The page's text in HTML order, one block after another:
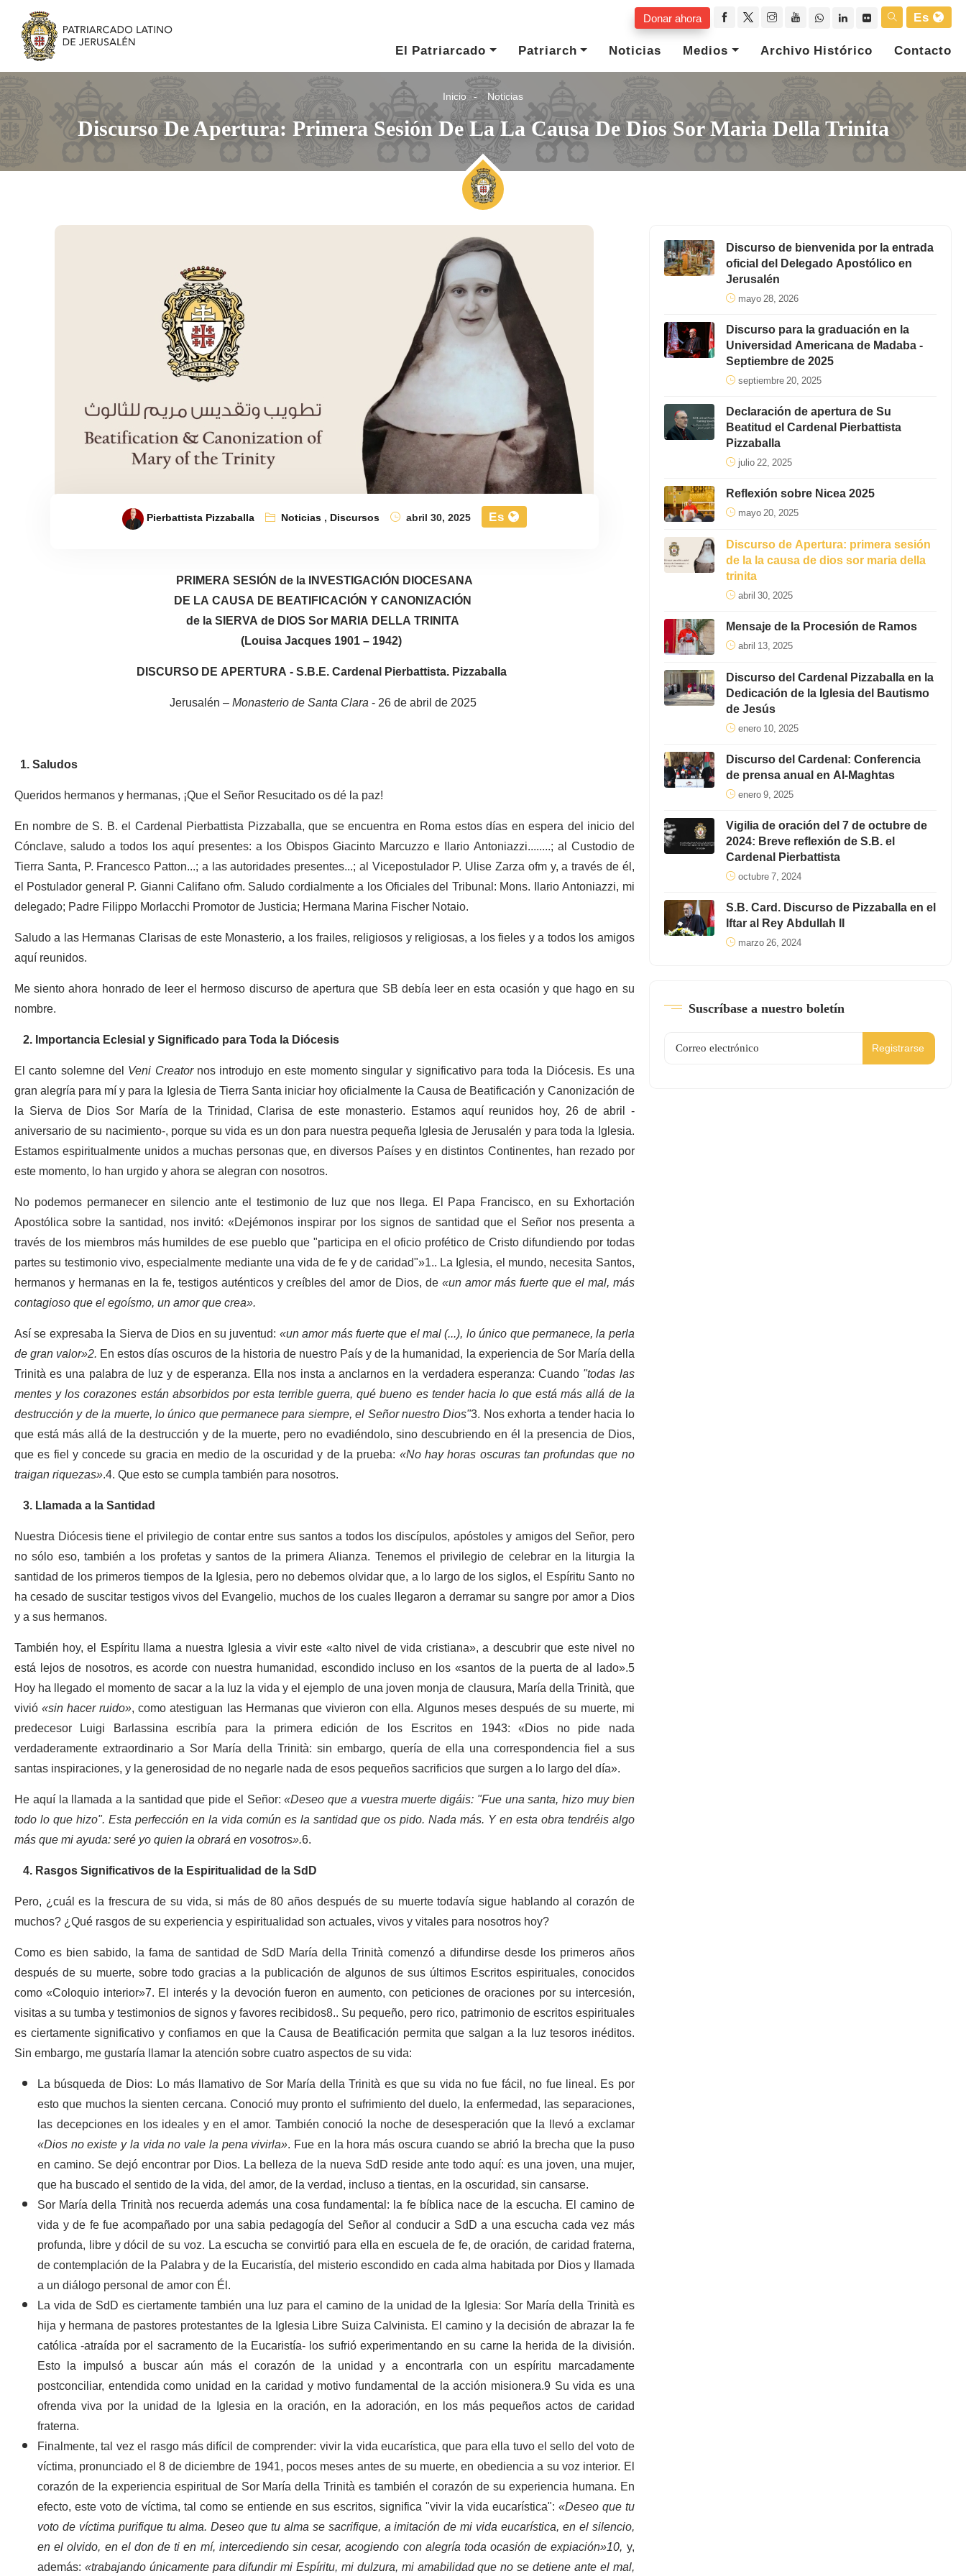
Donar ahora
Es
El Patriarcado
Patriarch Noticias Medios Archivo Histórico Contacto
Inicio Noticias
Discurso De Apertura: Primera Sesión De La La Causa De Dios Sor Maria Della Trinita
Pierbattista Pizzaballa Noticias, Discursos abril 30, 2025 Es
PRIMERA SESIÓN de la INVESTIGACIÓN DIOCESANA
DE LA CAUSA DE BEATIFICACIÓN Y CANONIZACIÓN
de la SIERVA de DIOS Sor MARIA DELLA TRINITA
(Louisa Jacques 1901 – 1942)
DISCURSO DE APERTURA - S.B.E. Cardenal Pierbattista. Pizzaballa
Jerusalén –Monasterio de Santa Clara- 26 de abril de 2025
1. Saludos
Queridos hermanos y hermanas, ¡Que el Señor Resucitado os dé la paz!
En nombre de S. B. el Cardenal Pierbattista Pizzaballa, que se encuentra en Roma estos días en espera del inicio del
Cónclave, saludo a todos los aquí presentes: a los Obispos Giacinto Marcuzzo e Ilario Antoniazzi........; al Custodio de
Tierra Santa, P. Francesco Patton...; a las autoridades presentes...; al Vicepostulador P. Ulise Zarza ofm y, a través de él,
el Postulador general P. Gianni Califano ofm. Saludo cordialmente a los Oficiales del Tribunal: Mons. Ilario Antoniazzi, mi
delegado; Padre Filippo Morlacchi Promotor de Justicia; Hermana Marina Fischer Notaio.
Saludo a las Hermanas Clarisas de este Monasterio, a los frailes, religiosos y religiosas, a los fieles y a todos los amigos
aquí reunidos.
Me siento ahora honrado de leer el hermoso discurso de apertura que SB debía leer en esta ocasión y que hago en su
nombre.
2. Importancia Eclesial y Significado para Toda la Diócesis
El canto solemne del Veni Creatornos introdujo en este momento singular y significativo para toda la Diócesis. Es una
gran alegría para mí y para la Iglesia de Tierra Santa iniciar hoy oficialmente la Causa de Beatificación y Canonización de
la Sierva de Dios Sor María de la Trinidad, Clarisa de este monasterio. Estamos aquí reunidos hoy, 26 de abril -
aniversario de su nacimiento-, porque su vida es un don para nuestra pequeña Iglesia de Jerusalén y para toda la Iglesia.
Estamos espiritualmente unidos a muchas personas que, en diversos Países y en distintos Continentes, han rezado por
este momento, lo han urgido y ahora se alegran con nosotros.
No podemos permanecer en silencio ante el testimonio de luz que nos llega. El Papa Francisco, en su Exhortación
Apostólica sobre la santidad, nos invitó: «Dejémonos inspirar por los signos de santidad que el Señor nos presenta a
través de los miembros más humildes de ese pueblo que"participa en el oficio profético de Cristo difundiendo por todas
partes su testimonio vivo, especialmente mediante una vida de fe y de caridad"»1.. La Iglesia, el mundo, necesita Santos,
hermanos y hermanas en la fe, testigos auténticos y creíbles del amor de Dios, de«un amor más fuerte que el mal, más
contagioso que el egoísmo, un amor que crea».
Así se expresaba la Sierva de Dios en su juventud:«un amor más fuerte que el mal (...), lo único que permanece, la perla
de gran valor»2.En estos días oscuros de la historia de nuestro País y de la humanidad, la experiencia de Sor María della
Trinità es una palabra de luz y de esperanza. Ella nos insta a anclarnos en la verdadera esperanza: Cuando"todas las
mentes y los corazones están absorbidos por esta terrible guerra, qué bueno es tender hacia lo que está más allá de la
destrucción y de la muerte, lo único que permanece para siempre, el Señor nuestro Dios"3. Nos exhorta a tender hacia lo
que está más allá de la destrucción y de la muerte, pero no evadiéndolo, sino descubriendo en él la presencia de Dios,
que es fiel y concede su gracia en medio de la oscuridad y de la prueba: «No hay horas oscuras tan profundas que no
traigan riquezas».4.Que esto se cumpla también para nosotros.
3. Llamada a la Santidad
Nuestra Diócesis tiene el privilegio de contar entre sus santos a todos los discípulos, apóstoles y amigos del Señor, pero
no sólo eso, también a los profetas y santos de la primera Alianza. Tenemos el privilegio de celebrar en la liturgia la
santidad de los primeros tiempos de la Iglesia, pero no debemos olvidar que, a lo largo de los siglos, el Espíritu Santo no
ha cesado de suscitar testigos vivos del Evangelio, muchos de los cuales llegaron a derramar su sangre por amor a Dios
y a sus hermanos.
También hoy, el Espíritu llama a nuestra Iglesia a vivir este «alto nivel de vida cristiana», a descubrir que este nivel no
está lejos de nosotros, es acorde con nuestra humanidad, escondido incluso en los «santos de la puerta de al lado».5
Hoy ha llegado el momento de sacar a la luz la vida y el ejemplo de una joven monja de clausura, María della Trinità, que
vivió«sin hacer ruido», como atestiguan las Hermanas que vivieron con ella. Algunos meses después de su muerte, mi
predecesor Luigi Barlassina escribía para la primera edición de los Escritos en 1943: «Dios no pide nada
verdaderamente extraordinario a Sor María della Trinità: sin embargo, quería de ella una correspondencia fiel a sus
santas inspiraciones, y la generosidad de no negarle nada de esos pequeños sacrificios que surgen a lo largo del día».
He aquí la llamada a la santidad que pide el Señor:«Deseo que a vuestra muerte digáis:"Fue una santa, hizo muy bien
todo lo que hizo". Esta perfección en la vida común es la santidad que os pido. Nada más. Y en esta obra tendréis algo
más que mi ayuda: seré yo quien la obrará en vosotros».6.
4. Rasgos Significativos de la Espiritualidad de la SdD
Pero, ¿cuál es la frescura de su vida, si más de 80 años después de su muerte todavía sigue hablando al corazón de
muchos? ¿Qué rasgos de su experiencia y espiritualidad son actuales, vivos y vitales para nosotros hoy?
Como es bien sabido, la fama de santidad de SdD María della Trinità comenzó a difundirse desde los primeros años
después de su muerte, sobre todo gracias a la publicación de algunos de sus últimos Escritos espirituales, conocidos
como «Coloquio interior»7. El interés y la devoción fueron en aumento, con peticiones de oraciones por su intercesión,
visitas a su tumba y testimonios de signos y favores recibidos8.. Su pequeño, pero rico, patrimonio de escritos espirituales
es ciertamente significativo y confiamos en que la Causa de Beatificación permita que salgan a la luz tesoros inéditos.
Sin embargo, me gustaría llamar la atención sobre cuatro aspectos de su vida:
La búsqueda de Dios: Lo más llamativo de Sor María della Trinità es que su vida no fue fácil, no fue lineal. Es por
esto que muchos la sienten cercana. Conoció muy pronto el sufrimiento del duelo, la enfermedad, las separaciones,
las decepciones en los ideales y en el amor. También conoció la noche de desesperación que la llevó a exclamar
«Dios no existe y la vida no vale la pena vivirla». Fue en la hora más oscura cuando se abrió la brecha que la puso
en camino. Se dejó encontrar por Dios. La belleza de la nueva SdD reside ante todo aquí: es una joven, una mujer,
que ha buscado el sentido de la vida, del amor, de la verdad, incluso a tientas, en la oscuridad, sin cansarse.
Sor María della Trinità nos recuerda además una cosa fundamental: la fe bíblica nace de la escucha. El camino de
vida y de fe fue acompañado por una sabia pedagogía del Señor al conducir a SdD a una escucha cada vez más
profunda, libre y dócil de su voz. La escucha se convirtió para ella en escuela de fe, de oración, de caridad fraterna,
de contemplación de la Palabra y de la Eucaristía, del misterio escondido en cada alma habitada por Dios y llamada
a un diálogo personal de amor con Él.
La vida de SdD es ciertamente también una luz para el camino de la unidad de la Iglesia: Sor María della Trinità es
hija y hermana de pastores protestantes de la Iglesia Libre Suiza Calvinista. El camino y la decisión de abrazar la fe
católica -atraída por el sacramento de la Eucaristía- los sufrió experimentando en su carne la herida de la división.
Esto la impulsó a buscar aún más el corazón de la unidad y a encontrarla con un espíritu marcadamente
postconciliar, entendida como unidad en la caridad y motivo fundamental de la acción misionera.9Su vida es una
ofrenda viva por la unidad de la Iglesia en la oración, en la adoración, en los más pequeños actos de caridad
fraterna.
Finalmente, tal vez el rasgo más difícil de comprender:vivir la vida eucarística, que para ella tuvo el sello del voto de
víctima, pronunciado el 8 de diciembre de 1941, pocos meses antes de su muerte, en obediencia a su voz interior. El
corazón de la experiencia espiritual de Sor María della Trinità es también el corazón de su experiencia humana. En
efecto, este voto de víctima, tal como se entiende en sus escritos, significa"vivir la vida eucarística":«Deseo que tu
voto de víctima purifique tu alma. Deseo que tu alma se sacrifique, a imitación de mi vida eucarística, en el silencio,
en el olvido, en el don de ti en mí, intercediendo sin cesar, acogiendo con alegría toda ocasión de expiación»10, y,
además:«trabajando únicamente para difundir mi Espíritu, mi dulzura, mi amabilidad que no se detiene ante el mal,
Discurso de bienvenida por la entrada
oficial del Delegado Apostólico en
Jerusalén
mayo 28, 2026
Discurso para la graduación en la
Universidad Americana de Madaba -
Septiembre de 2025
septiembre 20, 2025
Declaración de apertura de Su
Beatitud el Cardenal Pierbattista
Pizzaballa
julio 22, 2025
Reflexión sobre Nicea 2025
mayo 20, 2025
Discurso de Apertura: primera sesión
de la la causa de dios sor maria della
trinita
abril 30, 2025
Mensaje de la Procesión de Ramos
abril 13, 2025
Discurso del Cardenal Pizzaballa en la
Dedicación de la Iglesia del Bautismo
de Jesús
enero 10, 2025
Discurso del Cardenal: Conferencia
de prensa anual en Al-Maghtas
enero 9, 2025
Vigilia de oración del 7 de octubre de
2024: Breve reflexión de S.B. el
Cardenal Pierbattista
octubre 7, 2024
S.B. Card. Discurso de Pizzaballa en el
Iftar al Rey Abdullah II
marzo 26, 2024
Suscríbase a nuestro boletín
Registrarse